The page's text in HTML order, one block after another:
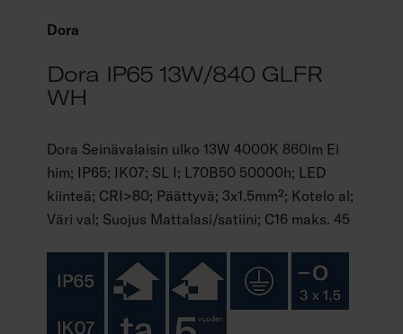
Dora
Dora IP65 13W/840 GLFR
WH
Dora Seinävalaisin ulko 13W 4000K 860lm Ei
him; IP65; IK07; SL I; L70B50 50000h; LED
kiinteä; CRI>80; Päättyvä; 3x1.5mm²; Kotelo al;
Väri val; Suojus Mattalasi/satiini; C16 maks. 45